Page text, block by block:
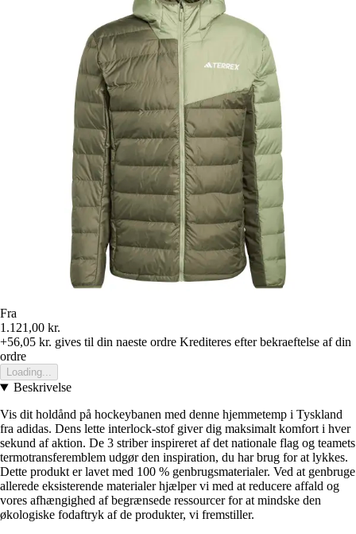
Fra
1.121,00 kr.
+56,05 kr. gives til din naeste ordre Krediteres efter bekraeftelse af din
ordre
Loading...
Beskrivelse
Vis dit holdånd på hockeybanen med denne hjemmetemp i Tyskland
fra adidas. Dens lette interlock-stof giver dig maksimalt komfort i hver
sekund af aktion. De 3 striber inspireret af det nationale flag og teamets
termotransferemblem udgør den inspiration, du har brug for at lykkes.
Dette produkt er lavet med 100 % genbrugsmaterialer. Ved at genbruge
allerede eksisterende materialer hjælper vi med at reducere affald og
vores afhængighed af begrænsede ressourcer for at mindske den
økologiske fodaftryk af de produkter, vi fremstiller.